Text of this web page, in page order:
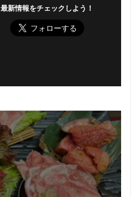
最新情報をチェックしよう！